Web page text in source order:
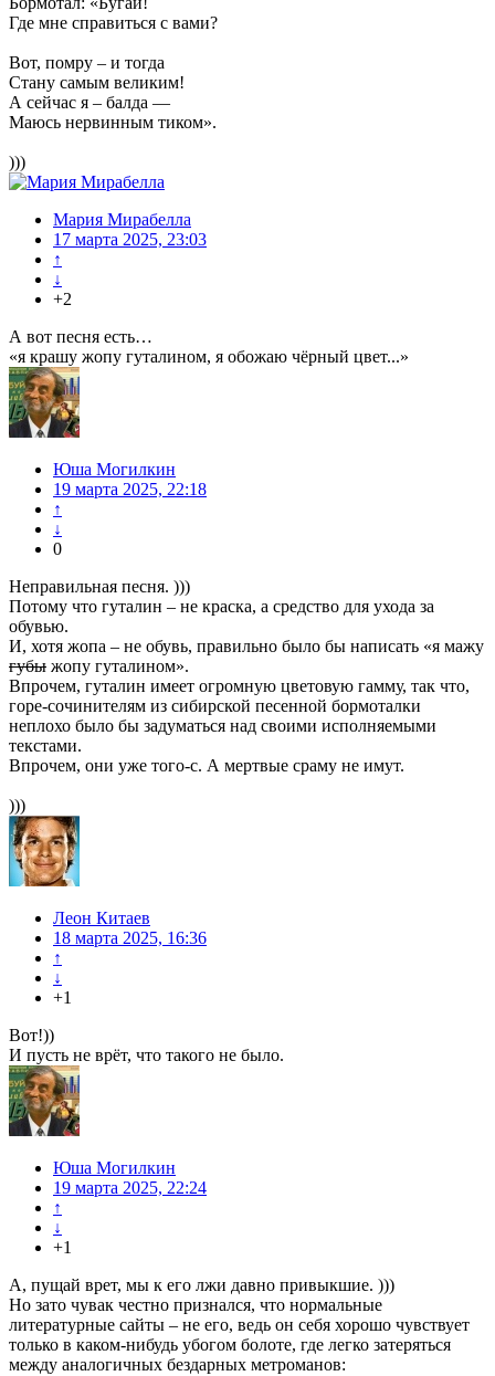
Где мне справиться с вами?
Вот, помру – и тогда
Стану самым великим!
А сейчас я – балда —
Маюсь нервинным тиком».
)))
Мария Мирабелла
17 марта 2025, 23:03
↑
↓
+2
А вот песня есть…
«я крашу жопу гуталином, я обожаю чёрный цвет...»
Юша Могилкин
19 марта 2025, 22:18
↑
↓
0
Неправильная песня. )))
Потому что гуталин – не краска, а средство для ухода за
обувью.
И, хотя жопа – не обувь, правильно было бы написать «я мажу
губы жопу гуталином».
Впрочем, гуталин имеет огромную цветовую гамму, так что,
горе-сочинителям из сибирской песенной бормоталки
неплохо было бы задуматься над своими исполняемыми
текстами.
Впрочем, они уже того-с. А мертвые сраму не имут.
)))
Леон Китаев
18 марта 2025, 16:36
↑
↓
+1
Вот!))
И пусть не врёт, что такого не было.
Юша Могилкин
19 марта 2025, 22:24
↑
↓
+1
А, пущай врет, мы к его лжи давно привыкшие. )))
Но зато чувак честно признался, что нормальные
литературные сайты – не его, ведь он себя хорошо чувствует
только в каком-нибудь убогом болоте, где легко затеряться
между аналогичных бездарных метроманов: